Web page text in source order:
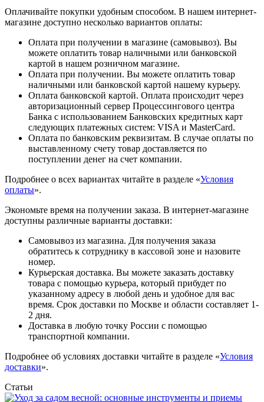
Оплачивайте покупки удобным способом. В нашем интернет-
магазине доступно несколько вариантов оплаты:
Оплата при получении в магазине (самовывоз). Вы
можете оплатить товар наличными или банковской
картой в нашем розничном магазине.
Оплата при получении. Вы можете оплатить товар
наличными или банковской картой нашему курьеру.
Оплата банковской картой. Оплата происходит через
авторизационный сервер Процессингового центра
Банка с использованием Банковских кредитных карт
следующих платежных систем: VISA и MasterCard.
Оплата по банковским реквизитам. В случае оплаты по
выставленному счету товар доставляется по
поступлении денег на счет компании.
Подробнее о всех вариантах читайте в разделе «Условия
оплаты».
Экономьте время на получении заказа. В интернет-магазине
доступны различные варианты доставки:
Самовывоз из магазина. Для получения заказа
обратитесь к сотруднику в кассовой зоне и назовите
номер.
Курьерская доставка. Вы можете заказать доставку
товара с помощью курьера, который прибудет по
указанному адресу в любой день и удобное для вас
время. Срок доставки по Москве и области составляет 1-
2 дня.
Доставка в любую точку России с помощью
транспортной компании.
Подробнее об условиях доставки читайте в разделе «Условия
доставки».
Статьи